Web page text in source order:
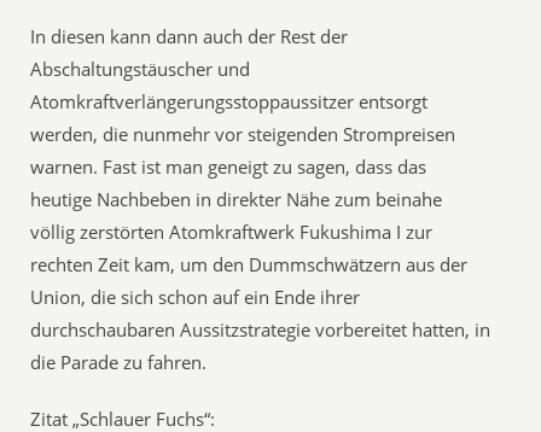
In diesen kann dann auch der Rest der
Abschaltungstäuscher und
Atomkraftverlängerungsstoppaussitzer entsorgt
werden, die nunmehr vor steigenden Strompreisen
warnen. Fast ist man geneigt zu sagen, dass das
heutige Nachbeben in direkter Nähe zum beinahe
völlig zerstörten Atomkraftwerk Fukushima I zur
rechten Zeit kam, um den Dummschwätzern aus der
Union, die sich schon auf ein Ende ihrer
durchschaubaren Aussitzstrategie vorbereitet hatten, in
die Parade zu fahren.
Zitat „Schlauer Fuchs“: